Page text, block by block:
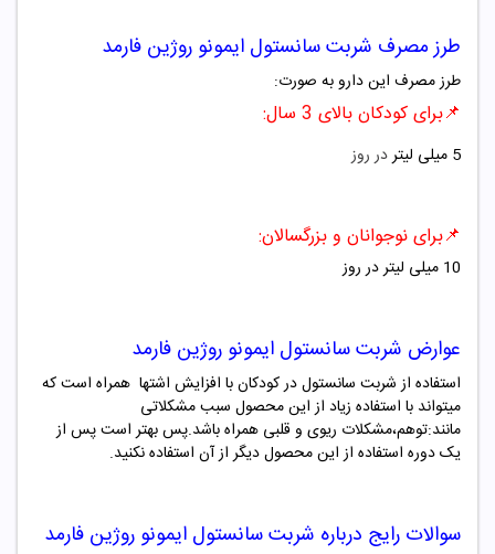
طرز مصرف شربت سانستول ایمونو روژین فارمد
طرز مصرف این دارو به صورت:
📌برای کودکان بالای 3 سال:
5 میلی لیتر در روز
📌برای نوجوانان و بزرگسالان:
10 میلی لیتر در روز
عوارض شربت سانستول ایمونو روژین فارمد
استفاده از شربت سانستول در کودکان با افزایش اشتها همراه است که
میتواند با استفاده زیاد از این محصول سبب مشکلاتی
مانند:توهم،مشکلات ریوی و قلبی همراه باشد.پس بهتر است پس از
یک دوره استفاده از این محصول دیگر از آن استفاده نکنید.
سوالات رایج درباره شربت سانستول ایمونو روژین فارمد